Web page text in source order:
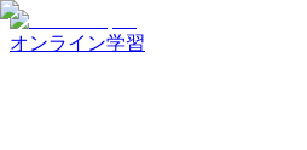
オンライン学習